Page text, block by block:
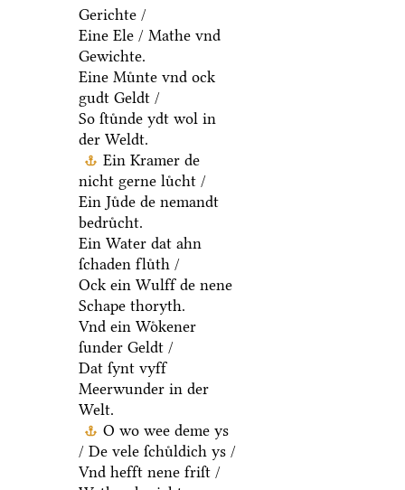
Gerichte /
Eine Ele / Mathe vnd
Gewichte.
Eine Muͤnte vnd ock
gudt Geldt /
So ſtuͤnde ydt wol in
der Weldt.
Ein Kramer de
nicht gerne luͤcht /
Ein Juͤde de nemandt
bedruͤcht.
Ein Water dat ahn
ſchaden fluͤth /
Ock ein Wulff de nene
Schape thoryth.
Vnd ein Woͤkener
ſunder Geldt /
Dat ſynt vyff
Meerwunder in der
Welt.
O wo wee deme ys
/ De vele ſchuͤldich ys /
Vnd hefft nene friſt /